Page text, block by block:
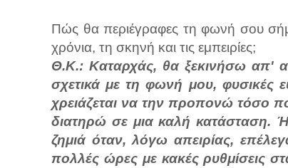
Πώς θα περιέγραφες τη φωνή σου
χρόνια, τη σκηνή και τις εμπειρίες;
Θ.Κ.: Καταρχάς, θα ξεκινήσω απ'
σχετικά με τη φωνή μου, φυσικές
χρειάζεται να την προπονώ τόσο
διατηρώ σε μια καλή κατάσταση.
ζημιά όταν, λόγω απειρίας,
πολλές ώρες με κακές ρυθμίσεις